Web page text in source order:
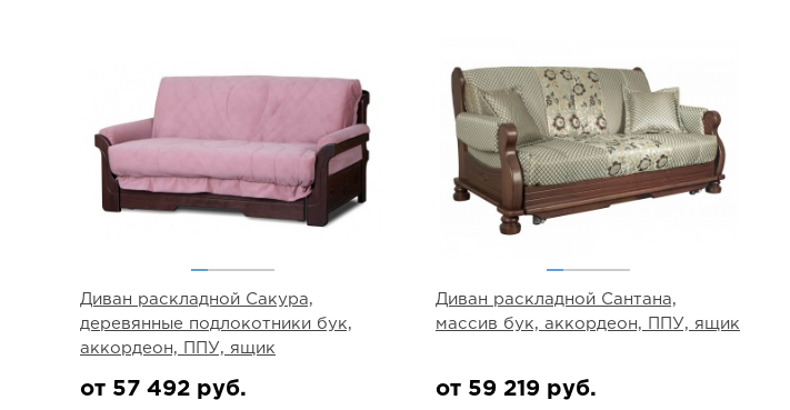
Диван раскладной Сакура,
деревянные подлокотники бук,
аккордеон, ППУ, ящик
от 57 492 руб.
Диван раскладной Сантана,
массив бук, аккордеон, ППУ, ящик
от 59 219 руб.